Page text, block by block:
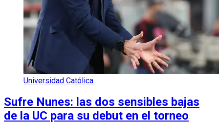
Universidad Católica
Sufre Nunes: las dos sensibles bajas
de la UC para su debut en el torneo